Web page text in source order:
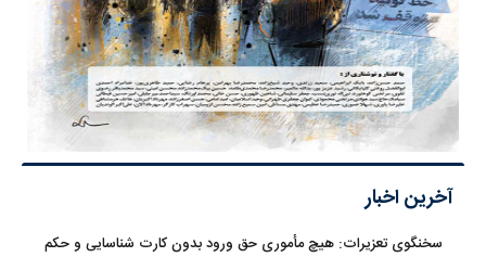
آخرین اخبار
سخنگوی تعزیرات: هیچ مأموری حق ورود بدون کارت شناسایی و حکم